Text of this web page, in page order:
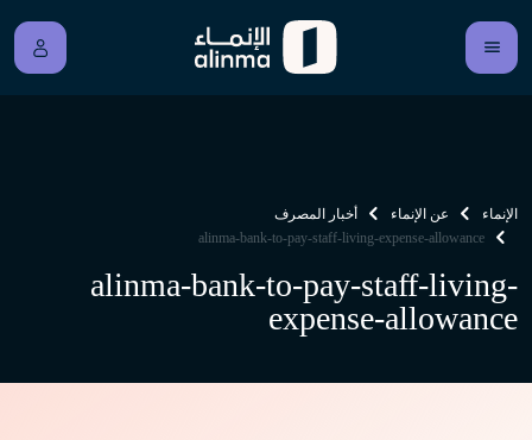
الإنماء عن الإنماء
أخبار المصرف
alinma-bank-to-pay-staff-living-expense-allowance
alinma-bank-to-pay-staff-living-
expense-allowance